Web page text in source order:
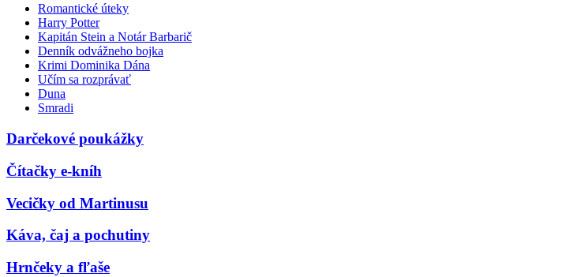
Romantické úteky
Harry Potter
Kapitán Stein a Notár Barbarič
Denník odvážneho bojka
Krimi Dominika Dána
Učím sa rozprávať
Duna
Smradi
Darčekové poukážky
Čítačky e-kníh
Vecičky od Martinusu
Káva, čaj a pochutiny
Hrnčeky a fľaše